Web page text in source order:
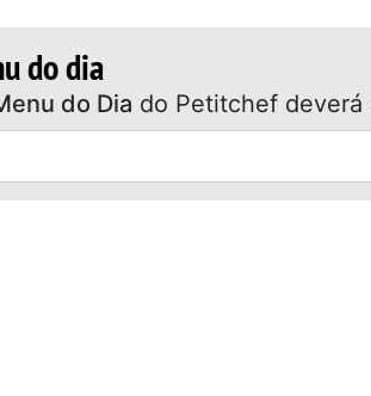
do dia
do Dia do Petitchef deverá